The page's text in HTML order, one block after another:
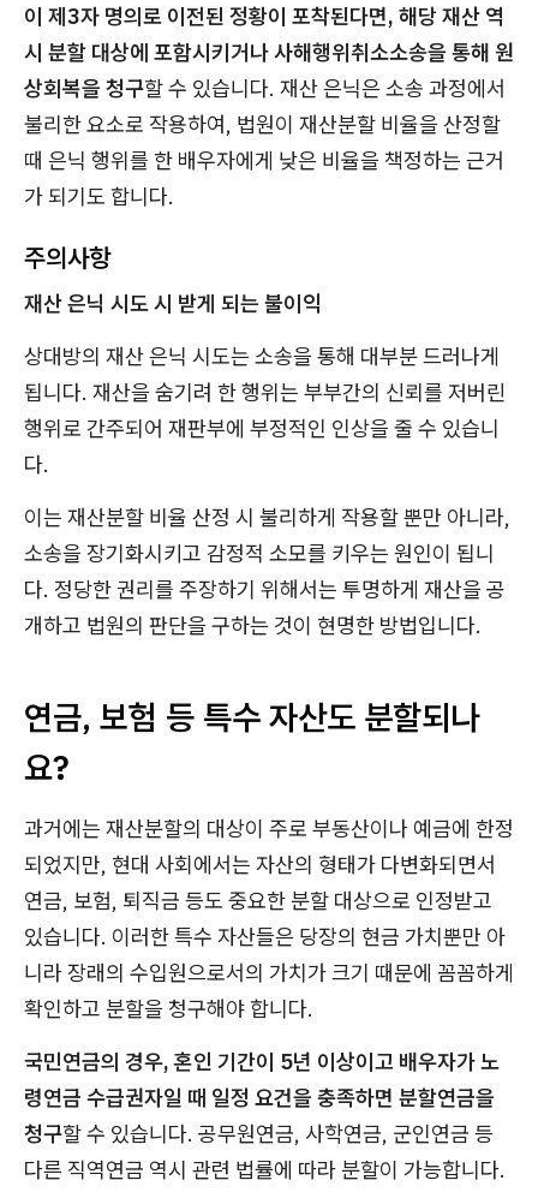
이 제3자 명의로 이전된 정황이 포착된다면, 해당 재산 역
시 분할 대상에 포함시키거나 사해행위취소소송을 통해 원
상회복을 청구할 수 있습니다. 재산 은닉은 소송 과정에서
불리한 요소로 작용하여, 법원이 재산분할 비율을 산정할
때 은닉 행위를 한 배우자에게 낮은 비율을 책정하는 근거
가 되기도 합니다.
주의사항
재산 은닉 시도 시 받게 되는 불이익
상대방의 재산 은닉 시도는 소송을 통해 대부분 드러나게
됩니다. 재산을 숨기려 한 행위는 부부간의 신뢰를 저버린
행위로 간주되어 재판부에 부정적인 인상을 줄 수 있습니
다.
이는 재산분할 비율 산정 시 불리하게 작용할 뿐만 아니라,
소송을 장기화시키고 감정적 소모를 키우는 원인이 됩니
다. 정당한 권리를 주장하기 위해서는 투명하게 재산을 공
개하고 법원의 판단을 구하는 것이 현명한 방법입니다.
연금, 보험 등 특수 자산도 분할되나
요?
과거에는 재산분할의 대상이 주로 부동산이나 예금에 한정
되었지만, 현대 사회에서는 자산의 형태가 다변화되면서
연금, 보험, 퇴직금 등도 중요한 분할 대상으로 인정받고
있습니다. 이러한 특수 자산들은 당장의 현금 가치뿐만 아
니라 장래의 수입원으로서의 가치가 크기 때문에 꼼꼼하게
확인하고 분할을 청구해야 합니다.
국민연금의 경우, 혼인 기간이 5년 이상이고 배우자가 노
령연금 수급권자일 때 일정 요건을 충족하면 분할연금을
청구할 수 있습니다. 공무원연금, 사학연금, 군인연금 등
다른 직역연금 역시 관련 법률에 따라 분할이 가능합니다.